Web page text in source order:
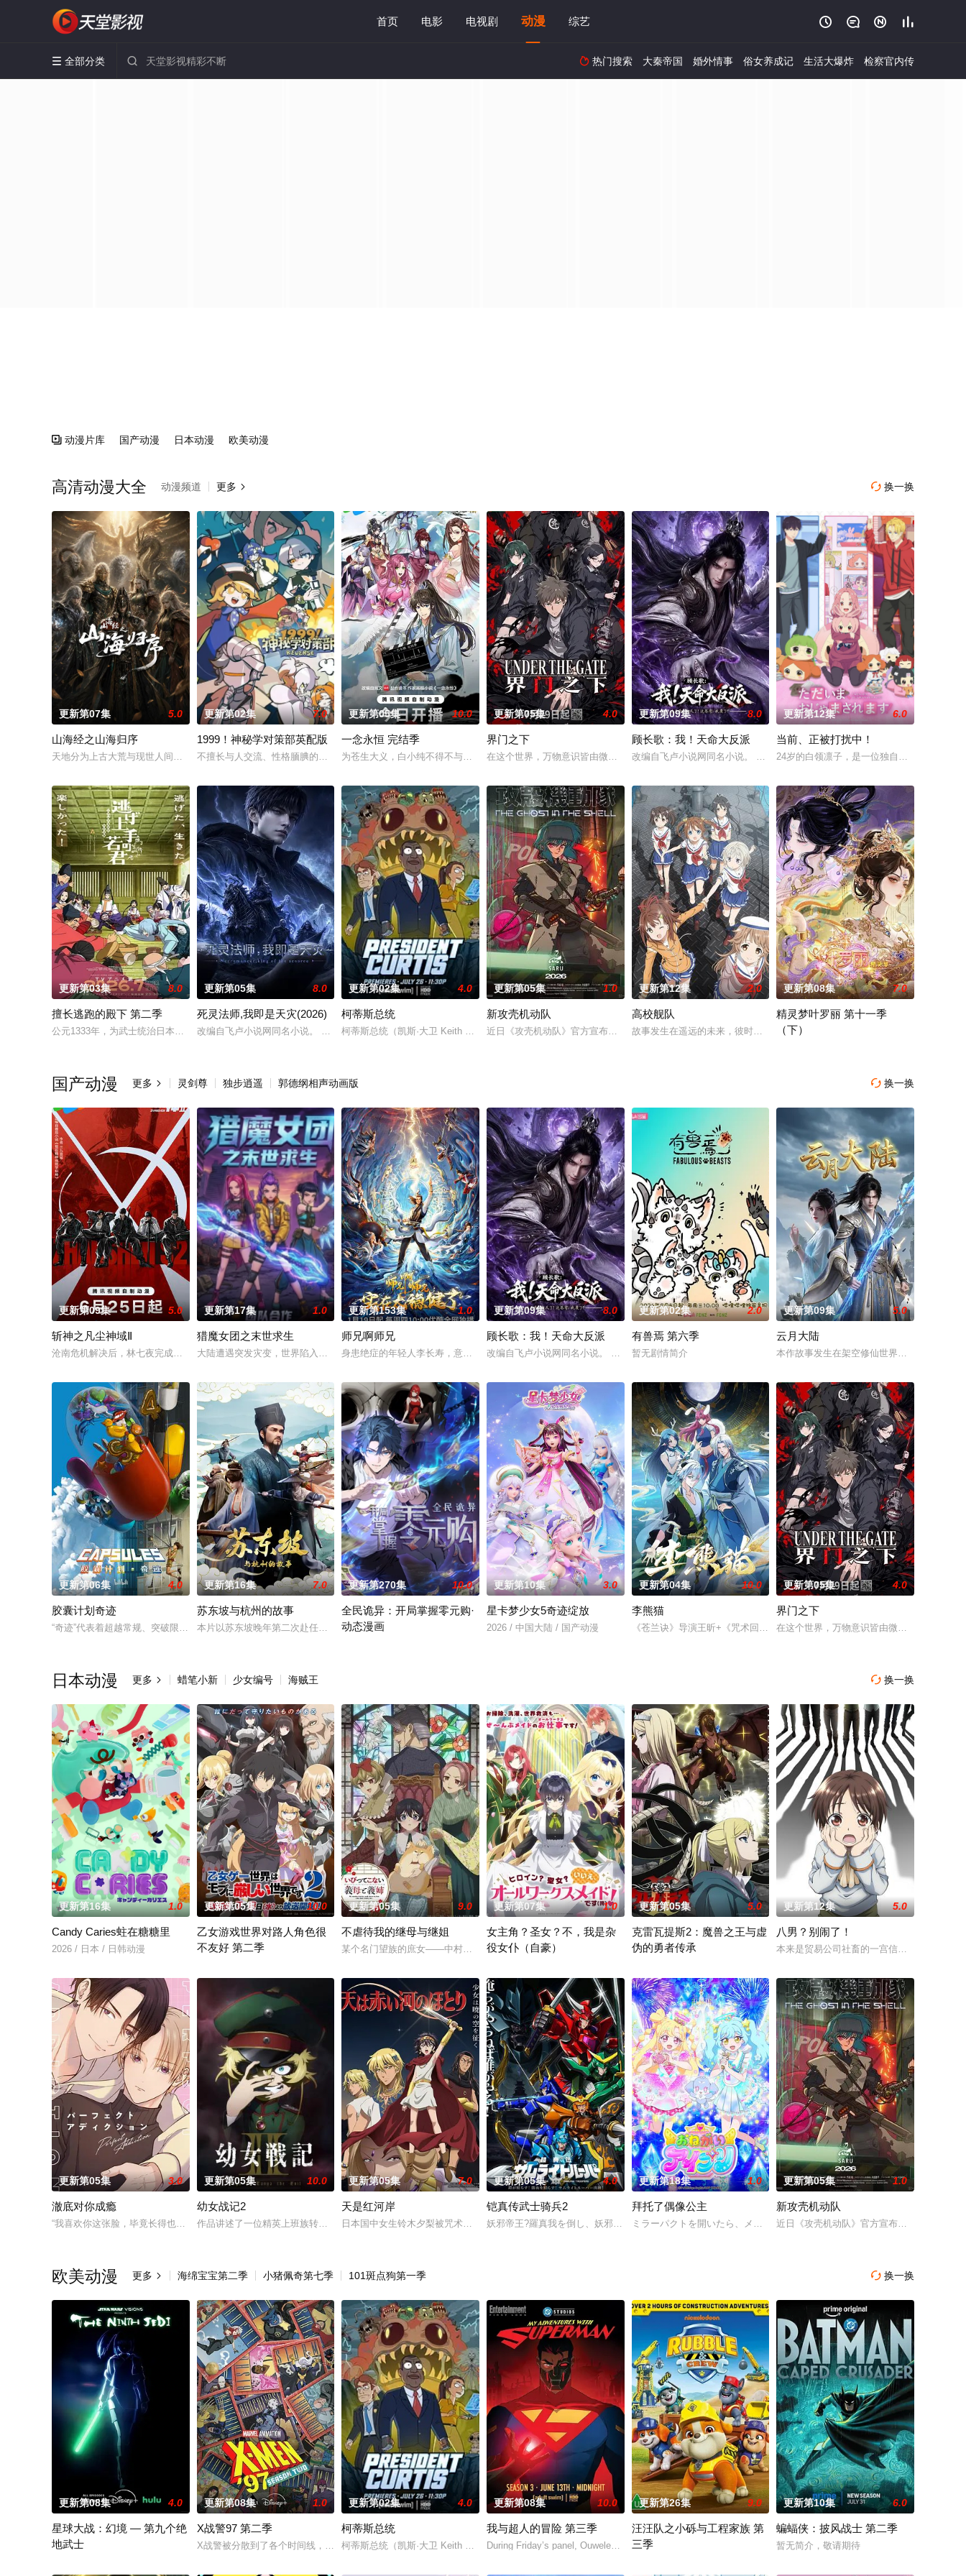
首页 电影 电视剧 动漫 综艺    
 全部分类   热门搜索 大秦帝国 婚外情事 俗女养成记 生活大爆炸 检察官内传
 动漫片库 国产动漫 日本动漫 欧美动漫
 换一换
高清动漫大全 动漫频道 更多 
更新第07集 5.0
山海经之山海归序
天地分为上古大荒与现世人间两界，由太极壁垒相隔，域外虚无异境滋生侵蚀神魂、扰乱秩序的暗紫色暗力；天地遴选十二山
更新第02集 7.0
1999！神秘学对策部英配版
不擅长与人交流、性格腼腆的马库斯在一场乌龙中意外成为了“神秘学事件对策部”的负责人。面对星锑、兔毛手袋等一众行
更新第05集 10.0
一念永恒 完结季
为苍生大义，白小纯不得不与通天道人展开决战。随着旧世界破碎，众人流落天外的永恒大陆。而在这里白小纯将面对更严峻
更新第05集 4.0
界门之下
在这个世界，万物意识皆由微观粒?构成，而岚海少年林野天生自带 “招魂” 体质，是“游魂圈”公认的 “人体快捷酒
更新第09集 8.0
顾长歌：我！天命大反派
改编自飞卢小说网同名小说。 顾长歌穿越到玄幻世界，发现自己成了注定被“天命
更新第12集 6.0
当前、正被打扰中！
24岁的白领凛子，是一位独自居住的秘密宅
更新第03集 8.0
擅长逃跑的殿下 第二季
公元1333年，为武士统治日本奠定基石的镰仓幕府，因其所信任的幕臣——足利尊氏的谋反而宣告灭亡。 失去了一切、
更新第05集 8.0
死灵法师,我即是天灾(2026)
改编自飞卢小说网同名小说。 游戏降临现实，世界规则颠覆，人类进入全民转职时代。 机遇之下暗流汹涌，深渊的魔族和
更新第02集 4.0
柯蒂斯总统
柯蒂斯总统（凯斯·大卫 Keith David 配音）及其古怪的幕僚团队将共同应对那些瑞克根本不会理会的一系列
更新第05集 1.0
新攻壳机动队
近日《攻壳机动队》官方宣布，根据士郎正宗所著赛博朋克科幻漫画《攻壳机动队》改编的新TV动画已决定制作，
更新第12集 2.0
高校舰队
故事发生在遥远的未来，彼时，大陆板块的活动令海水渐渐淹没了日本的大部分
更新第08集 7.0
精灵梦叶罗丽 第十一季
（下）
 换一换
国产动漫 更多  灵剑尊 独步逍遥 郭德纲相声动画版
更新第09集 5.0
斩神之凡尘神域Ⅱ
沧南危机解决后，林七夜完成津南山为期一年的守夜人集训考核，成为了正式的守夜人后，重回136小队，与伙伴再度开启
更新第17集 1.0
猎魔女团之末世求生
大陆遭遇突发灾变，世界陷入荒芜危机，四处出现作乱的暗影生灵。四位勇敢正义的猎魔女携手并肩，在危机四伏大陆遭遇突
更新第153集 1.0
师兄啊师兄
身患绝症的年轻人李长寿，意外重生在封神大战之前的上古时代，成了一个炼气士。为了修得长生不老且能在残酷的洪荒安身
更新第09集 8.0
顾长歌：我！天命大反派
改编自飞卢小说网同名小说。 顾长歌穿越到玄幻世界，发现自己成了注定被“天命之子”击败的“天命大反派”顾长歌，
更新第02集 2.0
有兽焉 第六季
暂无剧情简介
更新第09集 5.0
云月大陆
本作故事发生在架空修仙世界——云月大陆。
更新第06集 4.0
胶囊计划奇迹
“奇迹”代表着超越常规、突破限制，达到某种非凡成就，往往伴随着一种神秘感，让人们产生敬畏和好奇。这10支故事里
更新第16集 7.0
苏东坡与杭州的故事
本片以苏东坡晚年第二次赴任杭州，与老友佛印（一心想将苏东坡渡入佛门）、辽国女粉丝耶律云（原型为高丽使者之子金富
更新第270集 10.0
全民诡异：开局掌握零元购·
动态漫画
更新第10集 3.0
星卡梦少女5奇迹绽放
2026 / 中国大陆 / 国产动漫
更新第04集 10.0
李熊猫
《苍兰诀》导演王昕+《咒术回战》总作监西位辉实，联手打造国风武侠与星际
更新第05集 4.0
界门之下
在这个世界，万物意识皆由微观粒?构成，而
 换一换
日本动漫 更多  蜡笔小新 少女编号 海贼王
更新第16集 1.0
Candy Caries蛀在糖糖里
2026 / 日本 / 日韩动漫
更新第05集 10.0
乙女游戏世界对路人角色很
不友好 第二季
更新第05集 9.0
不虐待我的继母与继姐
某个名门望族的庶女——中村美冶，原本与母亲两人过着虽清贫却幸福的生活。然而有一天，她深爱的母亲去世了，美冶被鸿
更新第07集 1.0
女主角？圣女？不，我是杂
役女仆（自豪）
更新第05集 5.0
克雷瓦提斯2：魔兽之王与虚
伪的勇者传承
更新第12集 5.0
八男？别闹了！
本来是贸易公司社畜的一宫信吾，在一觉醒
更新第05集 3.0
澈底对你成瘾
“我喜欢你这张脸，毕竟长得也太好看了吧。” 明仁是个颜控、私生活风流不羁的大学生，偏偏看不顺眼长相貌美、却总是
更新第05集 10.0
幼女战记2
作品讲述了一位精英上班族转生至战火纷飞的异世界，成为少女谭雅·提古雷查夫，并凭借前世的理智与知识在帝国军中步步
更新第05集 7.0
天是红河岸
日本国中女生铃木夕梨被咒术牵引至纪元前的赫梯帝国，并长期遭受娜姬雅王后的追杀，目的在于以她为祭品咒杀凯鲁王子。
更新第05集 4.0
铠真传武士骑兵2
妖邪帝王?羅真我を倒し、妖邪界の侵攻から東京を救って 3 ヶ月――。復興が進む街並みに人々は再び訪れた平和
更新第18集 1.0
拜托了偶像公主
ミラーパクトを開いたら、メイクとコーデでオシャレな私に大変身！それがア
更新第05集 1.0
新攻壳机动队
近日《攻壳机动队》官方宣布，根据士郎正
 换一换
欧美动漫 更多  海绵宝宝第二季 小猪佩奇第七季 101斑点狗第一季
更新第08集 4.0
星球大战：幻境 — 第九个绝
地武士
更新第08集 1.0
X战警97 第二季
X战警被分散到了各个时间线，从过去，到未来，而他们将在最脆弱的时间点遭遇袭击——如今，1990年代。天启发威，
更新第02集 4.0
柯蒂斯总统
柯蒂斯总统（凯斯·大卫 Keith David 配音）及其古怪的幕僚团队将共同应对那些瑞克根本不会理会的一系列
更新第08集 10.0
我与超人的冒险 第三季
During Friday’s panel, Ouweleen also revealed that “My
更新第26集 9.0
汪汪队之小砾与工程家族 第
三季
更新第10集 6.0
蝙蝠侠：披风战士 第二季
暂无简介，敬请期待